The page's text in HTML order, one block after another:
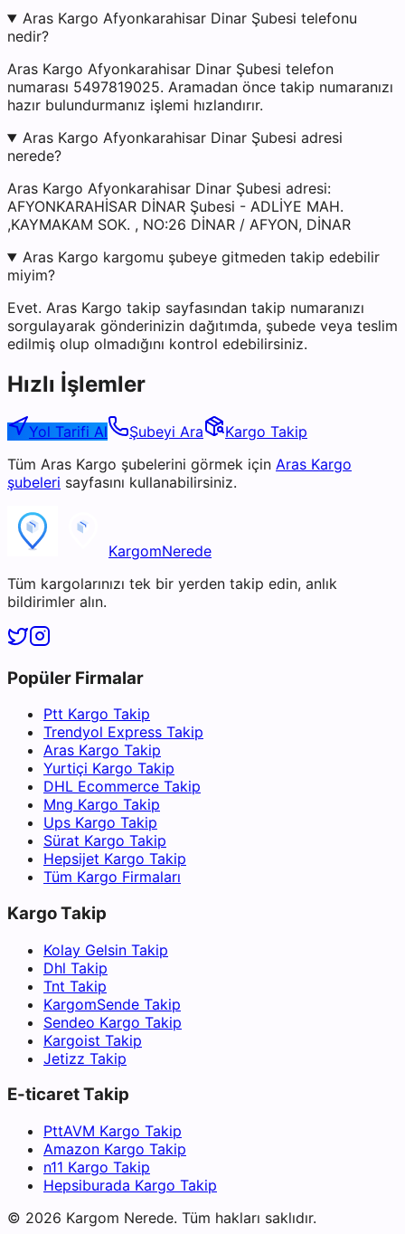
Aras Kargo Afyonkarahisar Dinar Şubesi telefonu
nedir?
Aras Kargo Afyonkarahisar Dinar Şubesi telefon
numarası 5497819025. Aramadan önce takip numaranızı
hazır bulundurmanız işlemi hızlandırır.
Aras Kargo Afyonkarahisar Dinar Şubesi adresi
nerede?
Aras Kargo Afyonkarahisar Dinar Şubesi adresi:
AFYONKARAHİSAR DİNAR Şubesi - ADLİYE MAH.
,KAYMAKAM SOK. , NO:26 DİNAR / AFYON, DİNAR
Aras Kargo kargomu şubeye gitmeden takip edebilir
miyim?
Evet. Aras Kargo takip sayfasından takip numaranızı
sorgulayarak gönderinizin dağıtımda, şubede veya teslim
edilmiş olup olmadığını kontrol edebilirsiniz.
Hızlı İşlemler
Yol Tarifi Al Şubeyi Ara
Kargo Takip
Tüm Aras Kargo şubelerini görmek için Aras Kargo
şubeleri sayfasını kullanabilirsiniz.
KargomNerede
Tüm kargolarınızı tek bir yerden takip edin, anlık
bildirimler alın.
Popüler Firmalar
Ptt Kargo Takip
Trendyol Express Takip
Aras Kargo Takip
Yurtiçi Kargo Takip
DHL Ecommerce Takip
Mng Kargo Takip
Ups Kargo Takip
Sürat Kargo Takip
Hepsijet Kargo Takip
Tüm Kargo Firmaları
Kargo Takip
Kolay Gelsin Takip
Dhl Takip
Tnt Takip
KargomSende Takip
Sendeo Kargo Takip
Kargoist Takip
Jetizz Takip
E-ticaret Takip
PttAVM Kargo Takip
Amazon Kargo Takip
n11 Kargo Takip
Hepsiburada Kargo Takip
© 2026 Kargom Nerede. Tüm hakları saklıdır.